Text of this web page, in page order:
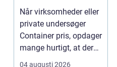
Når virksomheder eller
private undersøger
Container pris, opdager
mange hurtigt, at der
ikke findes ...
04 augusti 2026